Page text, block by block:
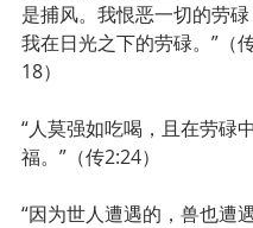
是捕风。我恨恶一切的劳
我在日光之下的劳碌。”（
18）
“人莫强如吃喝，且在劳碌
福。”（传2:24）
“因为世人遭遇的，兽也遭